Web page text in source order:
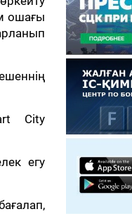
ошағы
City
егу